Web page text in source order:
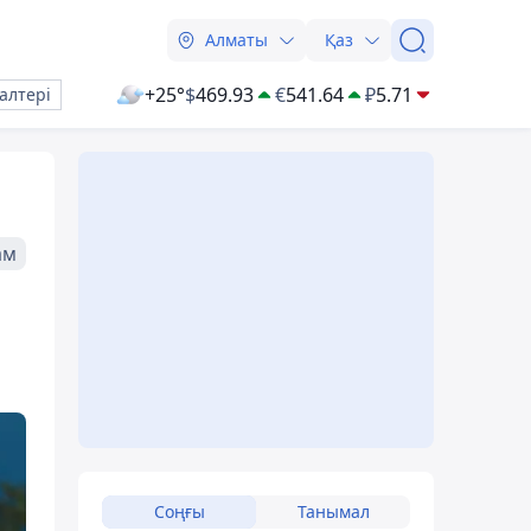
Алматы Қаз
+25°$469.93 €541.64 ₽5.71
Соңғы Танымал